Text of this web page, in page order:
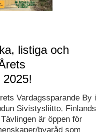
listiga och
Vardagssparande By i
Sivistysliitto, Finlands
är öppen för
byaråd som